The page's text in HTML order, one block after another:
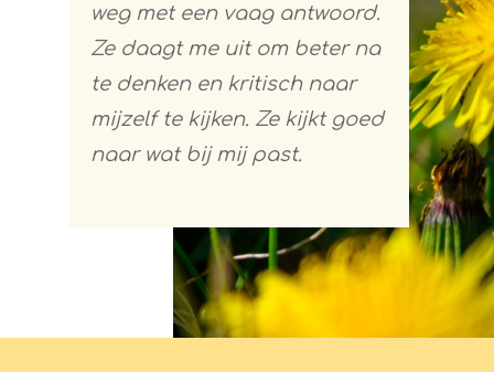
weg met een vaag antwoord.
Ze daagt me uit om beter na
te denken en kritisch naar
mijzelf te kijken. Ze kijkt goed
naar wat bij mij past.